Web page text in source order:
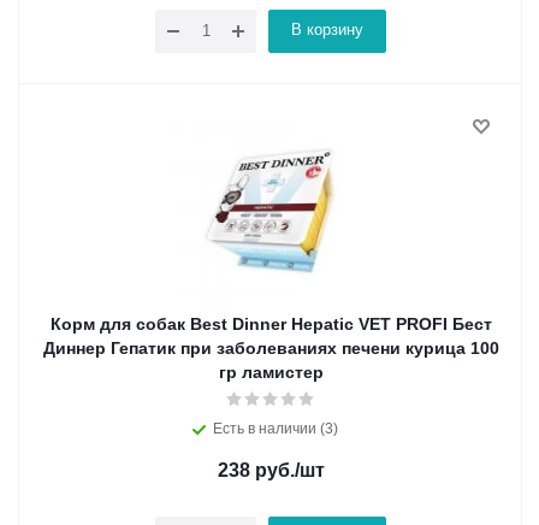
В корзину
Корм для собак Best Dinner Hepatic VET PROFI Бест
Диннер Гепатик при заболеваниях печени курица 100
гр ламистер
Есть в наличии (3)
238руб./шт